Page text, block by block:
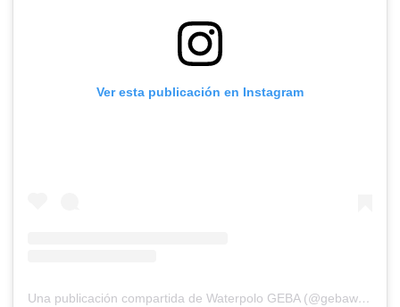
Ver esta publicación en Instagram
Una publicación compartida de Waterpolo GEBA (@gebawaterpolo)